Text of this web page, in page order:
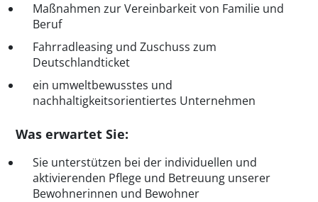
Maßnahmen zur Vereinbarkeit von Familie und
Beruf
Fahrradleasing und Zuschuss zum
Deutschlandticket
ein umweltbewusstes und
nachhaltigkeitsorientiertes Unternehmen
Was erwartet Sie:
Sie unterstützen bei der individuellen und
aktivierenden Pflege und Betreuung unserer
Bewohnerinnen und Bewohner